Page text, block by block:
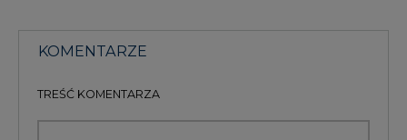
KOMENTARZE
TREŚĆ KOMENTARZA